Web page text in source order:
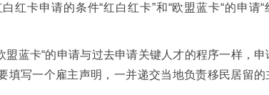
卡申请的条件“红白红卡”和“欧盟蓝卡“的申请“
蓝卡“的申请与过去申请关键人才的程序一样，申
填写一个雇主声明，一并递交当地负责移民居留的